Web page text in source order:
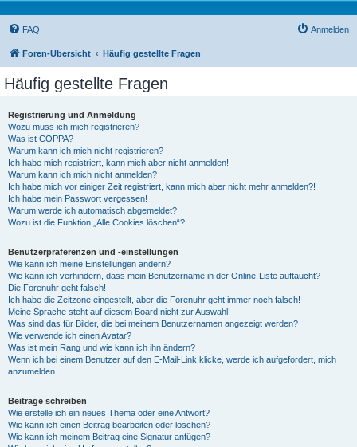
FAQ Anmelden
Foren-Übersicht Häufig gestellte Fragen
Häufig gestellte Fragen
Registrierung und Anmeldung
Wozu muss ich mich registrieren?
Was ist COPPA?
Warum kann ich mich nicht registrieren?
Ich habe mich registriert, kann mich aber nicht anmelden!
Warum kann ich mich nicht anmelden?
Ich habe mich vor einiger Zeit registriert, kann mich aber nicht mehr anmelden?!
Ich habe mein Passwort vergessen!
Warum werde ich automatisch abgemeldet?
Wozu ist die Funktion „Alle Cookies löschen“?
Benutzerpräferenzen und -einstellungen
Wie kann ich meine Einstellungen ändern?
Wie kann ich verhindern, dass mein Benutzername in der Online-Liste auftaucht?
Die Forenuhr geht falsch!
Ich habe die Zeitzone eingestellt, aber die Forenuhr geht immer noch falsch!
Meine Sprache steht auf diesem Board nicht zur Auswahl!
Was sind das für Bilder, die bei meinem Benutzernamen angezeigt werden?
Wie verwende ich einen Avatar?
Was ist mein Rang und wie kann ich ihn ändern?
Wenn ich bei einem Benutzer auf den E-Mail-Link klicke, werde ich aufgefordert, mich
anzumelden.
Beiträge schreiben
Wie erstelle ich ein neues Thema oder eine Antwort?
Wie kann ich einen Beitrag bearbeiten oder löschen?
Wie kann ich meinem Beitrag eine Signatur anfügen?